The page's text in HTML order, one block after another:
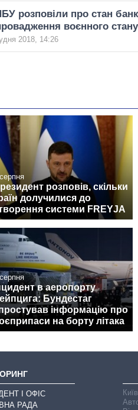
розповіли про стан
воєнного стану
2018, 14:26
розповів, скільки
долучилися до
системи FREYJA
в аеропорту
Бундестаг
інформацію про
на борту літака
І ОФІС
РАДА
Київ